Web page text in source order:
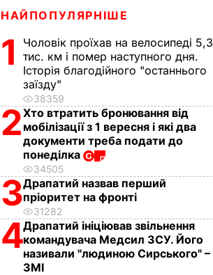
НАЙПОПУЛЯРНІШЕ
1
Чоловік проїхав на велосипеді 5,3
тис. км і помер наступного дня.
Історія благодійного "останнього
заїзду"
38359
2Хто втратить бронювання від
мобілізації з 1 вересня і які два
документи треба подати до
понеділка
34505
3Драпатий назвав перший
пріоритет на фронті
31282
4Драпатий ініціював звільнення
командувача Медсил ЗСУ. Його
називали "людиною Сирського" –
ЗМІ